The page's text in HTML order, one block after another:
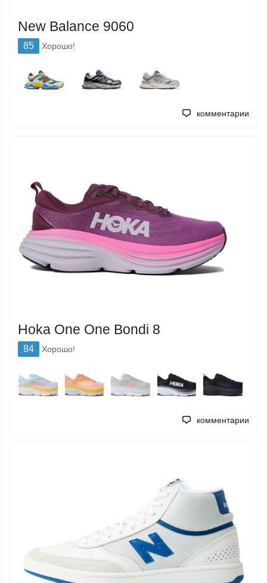
New Balance 9060
85 Хорошо!
комментарии
Hoka One One Bondi 8
84 Хорошо!
комментарии